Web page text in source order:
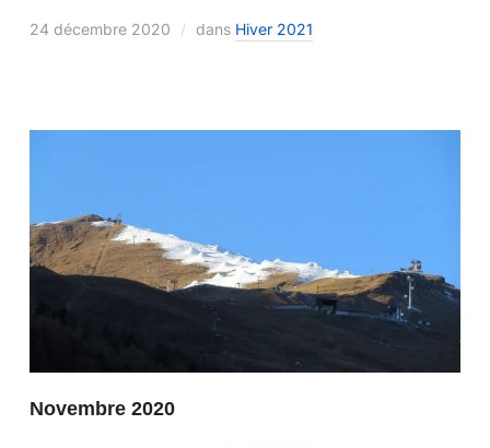
24 décembre 2020 dans Hiver 2021
Novembre 2020